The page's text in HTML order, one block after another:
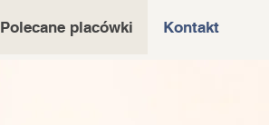
Polecane placówki Kontakt